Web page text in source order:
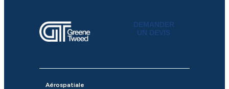
DEMANDER
UN DEVIS
Aérospatiale